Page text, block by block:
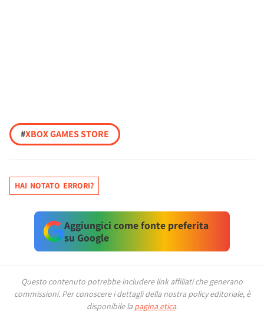
#XBOX GAMES STORE
HAI NOTATO ERRORI?
Aggiungici come fonte preferita
su Google
Questo contenuto potrebbe includere link affiliati che generano
commissioni. Per conoscere i dettagli della nostra policy editoriale, è
disponibile la pagina etica.